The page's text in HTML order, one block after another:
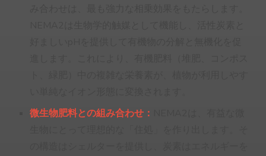
微生物肥料との組み合わせ：